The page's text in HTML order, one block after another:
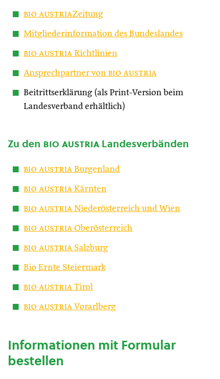
bio austriaZeitung
Mitgliederinformation des Bundeslandes
bio austria Richtlinien
Ansprechpartner von bio austria
Beitrittserklärung (als Print-Version beim
Landesverband erhältlich)
Zu den bio austria Landesverbänden
bio austria Burgenland
bio austria Kärnten
bio austria Niederösterreich und Wien
bio austria Oberösterreich
bio austria Salzburg
Bio Ernte Steiermark
bio austria Tirol
bio austria Vorarlberg
Informationen mit Formular
bestellen